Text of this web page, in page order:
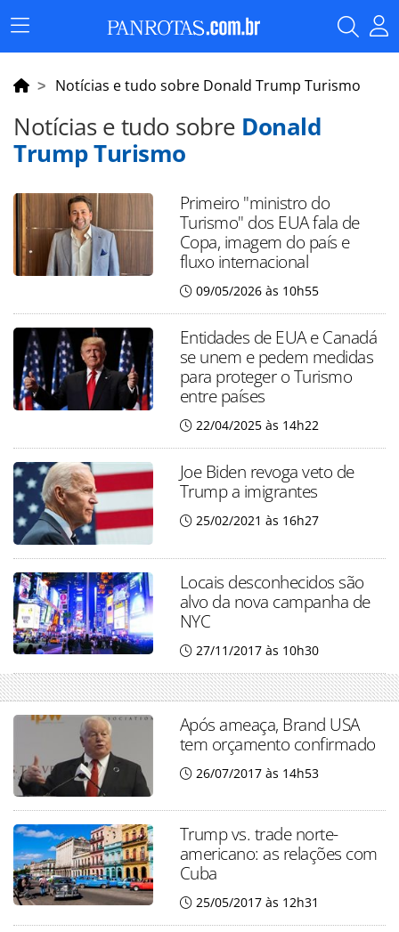
Menu
Principal
Notícias e tudo sobre Donald Trump Turismo
Notícias e tudo sobre Donald
Trump Turismo
Primeiro "ministro do
Turismo" dos EUA fala de
Copa, imagem do país e
fluxo internacional
09/05/2026 às 10h55
Entidades de EUA e Canadá
se unem e pedem medidas
para proteger o Turismo
entre países
22/04/2025 às 14h22
Joe Biden revoga veto de
Trump a imigrantes
25/02/2021 às 16h27
Locais desconhecidos são
alvo da nova campanha de
NYC
27/11/2017 às 10h30
Após ameaça, Brand USA
tem orçamento confirmado
26/07/2017 às 14h53
Trump vs. trade norte-
americano: as relações com
Cuba
25/05/2017 às 12h31